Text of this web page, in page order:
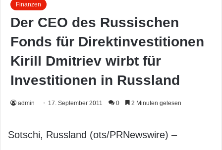
Finanzen
Der CEO des Russischen
Fonds für Direktinvestitionen
Kirill Dmitriev wirbt für
Investitionen in Russland
admin 17. September 2011 0 2 Minuten gelesen
Sotschi, Russland (ots/PRNewswire) –